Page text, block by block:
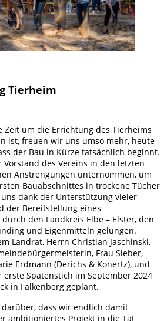
Tierheim
Zeit um die Errichtung des Tierheims
ist, freuen wir uns umso mehr, heute
der Bau in Kürze tatsächlich beginnt.
des Vereins in den letzten
Anstrengungen unternommen, um
Bauabschnittes in trockene Tücher
dank der Unterstützung vieler
der Bereitstellung eines
den Landkreis Elbe – Elster, den
und Eigenmitteln gelungen.
Landrat, Herrn Christian Jaschinski,
Frau Sieber,
Erdmann (Derichs & Konertz), und
Spatenstich im September 2024
in Falkenberg geplant.
dass wir endlich damit
ambitioniertes Projekt in die Tat